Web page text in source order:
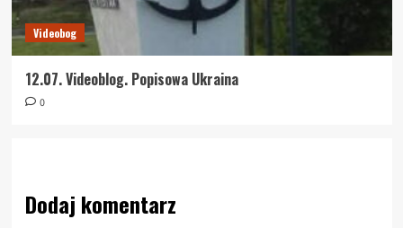
Videobog
12.07. Videoblog. Popisowa Ukraina
0
Dodaj komentarz